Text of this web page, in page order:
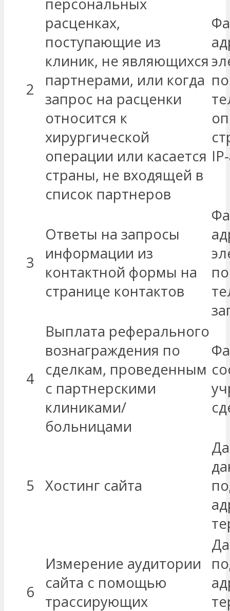
2
персональных
расценках,
поступающие из
клиник, не являющихся
партнерами, или когда
запрос на расценки
относится к
хирургической
операции или касается
страны, не входящей в
список партнеров
3
Ответы на запросы
информации из
контактной формы на
странице контактов
4
Выплата реферального
вознаграждения по
сделкам, проведенным
с партнерскими
клиниками/
больницами
5 Хостинг сайта
6
Измерение аудитории
сайта с помощью
трассирующих